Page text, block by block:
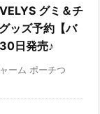
グミ＆チ
ッズ予約【バ
日発売♪
ーム ポーチつ